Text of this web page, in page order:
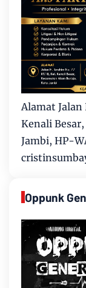
Alamat Jalan
Kenali
Jambi, HP-
Oppunk